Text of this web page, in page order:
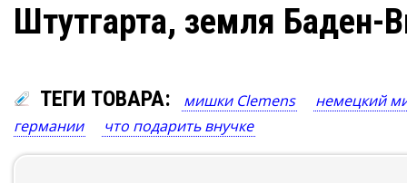
Штутгарта, земля Баден-
ТЕГИ ТОВАРА: мишки Clemens
немецкий
германии
что подарить внучке